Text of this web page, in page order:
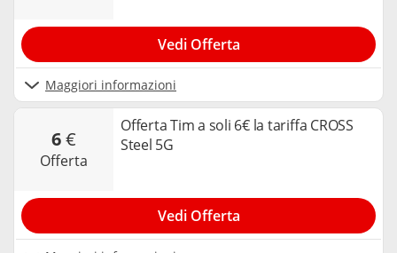
Maggiori informazioni
Vedi Offerta
6€
offerta
Offerta Tim a soli 6€ la tariffa CROSS
Steel 5G
Vedi Offerta